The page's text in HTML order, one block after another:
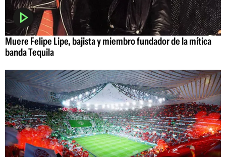
Muere Felipe Lipe, bajista y miembro fundador de la mítica
banda Tequila